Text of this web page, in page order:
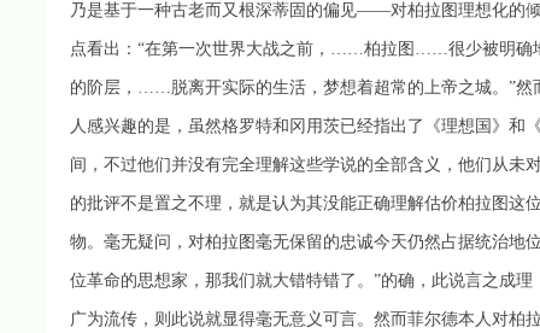
乃是基于一种古老而又根深蒂固的偏见——对柏拉图理想化的
点看出：“在第一次世界大战之前，……柏拉图……很少被明确
的阶层，……脱离开实际的生活，梦想着超常的上帝之城。”
人感兴趣的是，虽然格罗特和冈用茨已经指出了《理想国》
间，不过他们并没有完全理解这些学说的全部含义，他们从
的批评不是置之不理，就是认为其没能正确理解估价柏拉图这
物。毫无疑问，对柏拉图毫无保留的忠诚今天仍然占据统治地
位革命的思想家，那我们就大错特错了。”的确，此说言之成
广为流传，则此说就显得毫无意义可言。然而菲尔德本人对柏